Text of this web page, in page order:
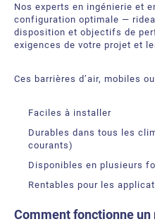
Nos experts en ingénierie et
configuration optimale —
disposition et objectifs de
exigences de votre projet et
Ces barrières d’air, mobiles
Faciles à installer
Durables dans tous les
courants)
Disponibles en plusieurs
Rentables pour les
Comment fonctionne un